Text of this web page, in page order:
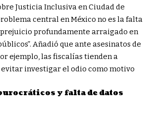
Justicia Inclusiva en Ciudad de
central en México no es la falta
prejuicio profundamente arraigado en
Añadió que ante asesinatos de
ejemplo, las fiscalías tienden a
investigar el odio como motivo
y falta de datos